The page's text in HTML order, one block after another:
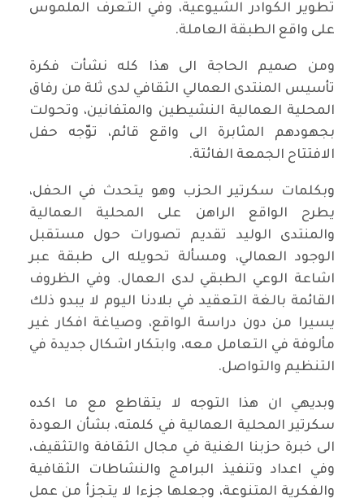
تطوير الكوادر الشيوعية، وفي التعرف الملموس
على واقع الطبقة العاملة.
ومن صميم الحاجة الى هذا كله نشأت فكرة
تأسيس المنتدى العمالي الثقافي لدى ثلة من رفاق
المحلية العمالية النشيطين والمتفانين، وتحولت
بجهودهم المثابرة الى واقع قائم، توّجه حفل
الافتتاح الجمعة الفائتة.
وبكلمات سكرتير الحزب وهو يتحدث في الحفل،
يطرح الواقع الراهن على المحلية العمالية
والمنتدى الوليد تقديم تصورات حول مستقبل
الوجود العمالي، ومسألة تحويله الى طبقة عبر
اشاعة الوعي الطبقي لدى العمال. وفي الظروف
القائمة بالغة التعقيد في بلادنا اليوم لا يبدو ذلك
يسيرا من دون دراسة الواقع، وصياغة افكار غير
مألوفة في التعامل معه، وابتكار اشكال جديدة في
التنظيم والتواصل.
وبديهي ان هذا التوجه لا يتقاطع مع ما اكده
سكرتير المحلية العمالية في كلمته، بشأن العودة
الى خبرة حزبنا الغنية في مجال الثقافة والتثقيف،
وفي اعداد وتنفيذ البرامج والنشاطات الثقافية
والفكرية المتنوعة، وجعلها جزءا لا يتجزأ من عمل